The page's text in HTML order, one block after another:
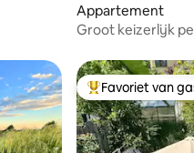
Appartement
Groot keizerlijk
Topfavoriet van
Favoriet van